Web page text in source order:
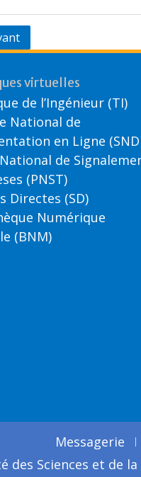
virtuelles
de l’Ingénieur (TI)
National de
en Ligne
de
(PNST)
Directes (SD)
Numérique
(BNM)
Messagerie
des Sciences et de